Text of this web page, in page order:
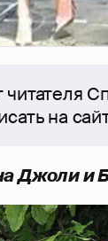
читателя
на
Джоли и